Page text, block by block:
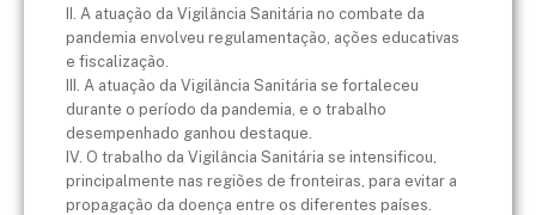
II. A atuação da Vigilância Sanitária no combate da
pandemia envolveu regulamentação, ações educativas
e fiscalização.
III. A atuação da Vigilância Sanitária se fortaleceu
durante o período da pandemia, e o trabalho
desempenhado ganhou destaque.
IV. O trabalho da Vigilância Sanitária se intensificou,
principalmente nas regiões de fronteiras, para evitar a
propagação da doença entre os diferentes países.